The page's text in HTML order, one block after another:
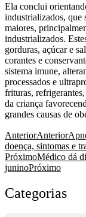
Ela conclui
industrializados, que
maiores,
industrializados.
gorduras, açúcar e
corantes e
sistema imune,
processados e
frituras,
da criança
grandes causas de
AnteriorAnterior
doença, sintomas e
PróximoMédico dá
juninoPróximo
Categorias